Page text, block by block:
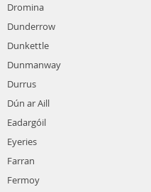
Dromina
Dunderrow
Dunkettle
Dunmanway
Durrus
Dún ar Aill
Eadargóil
Eyeries
Farran
Fermoy